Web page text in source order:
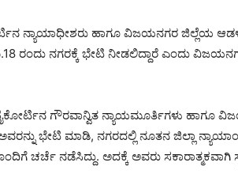
ನ್ಯಾಯಾಧೀಶರು ಹಾಗೂ ವಿಜಯನಗರ ಜಿಲ್ಲೆಯ
ರಂದು ನಗರಕ್ಕೆ ಭೇಟಿ ನೀಡಲಿದ್ದಾರೆ ಎಂದು
ಗೌರವಾನ್ವಿತ ನ್ಯಾಯಮೂರ್ತಿಗಳು ಹಾಗೂ
ಭೇಟಿ ಮಾಡಿ, ನಗರದಲ್ಲಿ ನೂತನ ಜಿಲ್ಲಾ
ಚರ್ಚೆ ನಡೆಸಿದ್ದು. ಅದಕ್ಕೆ ಅವರು ಸಕಾರಾತ್ಮಕವಾಗಿ